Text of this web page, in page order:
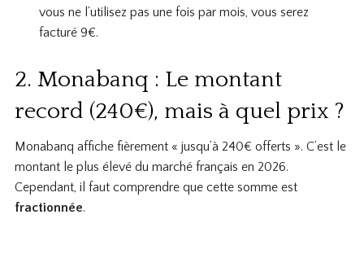
vous ne l’utilisez pas une fois par mois, vous serez
facturé 9€.
2. Monabanq : Le montant
record (240€), mais à quel prix ?
Monabanq affiche fièrement « jusqu’à 240€ offerts ». C’est le
montant le plus élevé du marché français en 2026.
Cependant, il faut comprendre que cette somme est
fractionnée.